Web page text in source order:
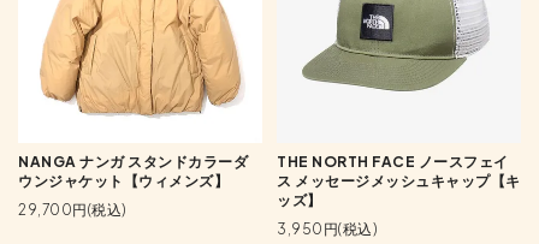
NANGA ナンガ スタンドカラーダ
ウンジャケット【ウィメンズ】
29,700円(税込)
THE NORTH FACE ノースフェイ
ス メッセージメッシュキャップ【キ
ッズ】
3,950円(税込)